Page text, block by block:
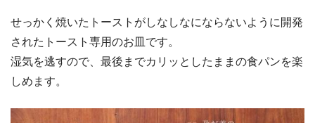
せっかく焼いたトーストがしなしなにならないように開発
されたトースト専用のお皿です。
湿気を逃すので、最後までカリッとしたままの食パンを楽
しめます。